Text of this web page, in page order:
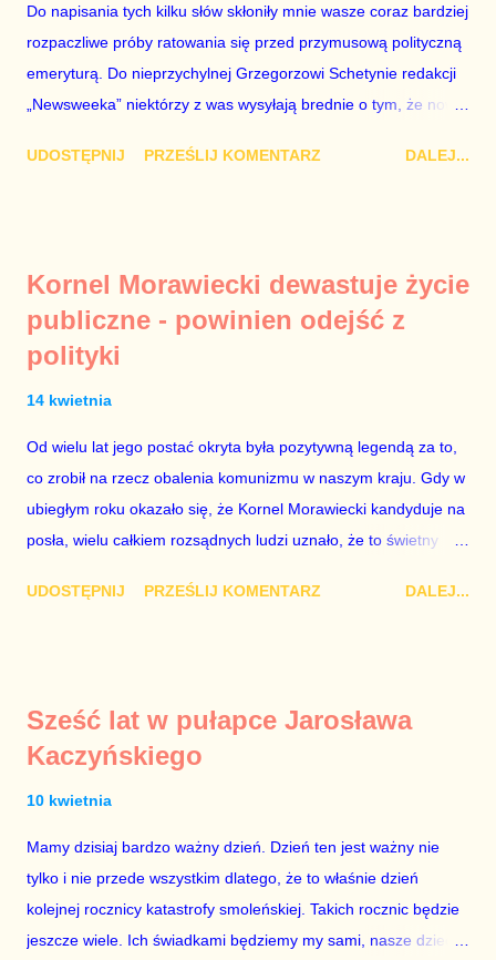
Do napisania tych kilku słów skłoniły mnie wasze coraz bardziej
rozpaczliwe próby ratowania się przed przymusową polityczną
emeryturą. Do nieprzychylnej Grzegorzowi Schetynie redakcji
„Newsweeka” niektórzy z was wysyłają brednie o tym, że nowy
w klubie parlamentarnym. Z dobrze poinformowanych źródeł
dla Platformy. Jacek Protasiewicz. Nie wiem, czy warto w ogóle
o nim wspominać, ponieważ on już nie istnieje w PO – umarł
politycznie. Cieszy mnie to niezmiernie. Gdy w październiku
najgorszy scenariusz dla dolnośląskiej PO jest wcielany w
życie. Nie stało się tak z powodu konfliktu Protasiewicza i
Schetyny. Platforma Ob...
UDOSTĘPNIJ PRZEŚLIJ KOMENTARZ DALEJ...
Kornel Morawiecki dewastuje życie
publiczne - powinien odejść z
polityki
14 kwietnia
Od wielu lat jego postać okryta była pozytywną legendą za to,
co zrobił na rzecz obalenia komunizmu w naszym kraju. Gdy w
ubiegłym roku okazało się, że Kornel Morawiecki kandyduje na
posła, wielu całkiem rozsądnych ludzi uznało, że to świetny
z jego wiedzą i doświadczeniem może być wzorem do
tego, który otwiera pierwsze posiedzenie Sejmu nowej
kadencji. Jak to zwykle w życiu bywa, nad wzniosłymi
było szanować go za to, co zrobił dla budowania wolnej i
demokratycznej Polski. On niemal każdego dnia obraca w pył
własną legendę, gdy pokazuje swoją absolutną pogardę dla
przepisów prawa i nie ma w sobie za grosz zdrowego rozsądku
UDOSTĘPNIJ PRZEŚLIJ KOMENTARZ DALEJ...
Sześć lat w pułapce Jarosława
Kaczyńskiego
10 kwietnia
Mamy dzisiaj bardzo ważny dzień. Dzień ten jest ważny nie
tylko i nie przede wszystkim dlatego, że to właśnie dzień
kolejnej rocznicy katastrofy smoleńskiej. Takich rocznic będzie
jeszcze wiele. Ich świadkami będziemy my sami, nasze dzieci,